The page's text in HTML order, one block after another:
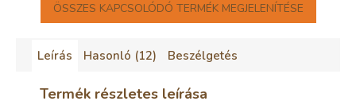
ÖSSZES KAPCSOLÓDÓ TERMÉK MEGJELENÍTÉSE
Leírás Hasonló (12) Beszélgetés
Termék részletes leírása